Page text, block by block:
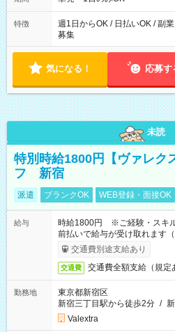
特徴
週1日からOK / 日払いOK / 副
募集
気になる！ 応募す
未読
特別時給1800円【ヴァレク
フ 新宿
派遣 ブランクOK WEB登録・面接OK
給与
時給1800円 ※ご経験・スキ
前払いで給与が受け取れます
交通費別途支給あり
交通費 交通費全額支給（規定
勤務地
東京都新宿区
新宿三丁目駅から徒歩2分 /
Valextra